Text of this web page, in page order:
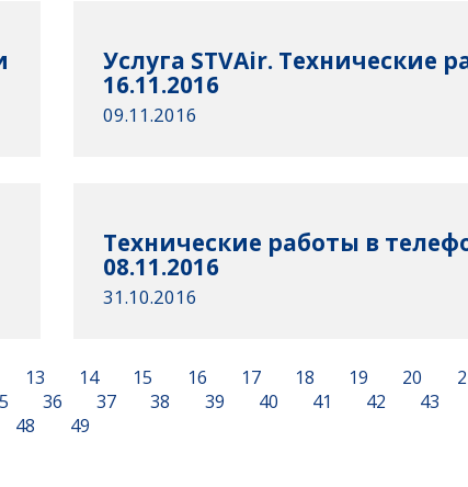
Услуга STVAir. Технические
16.11.2016
09.11.2016
Технические работы в
08.11.2016
31.10.2016
13 14 15 16 17 18 19 20
36 37 38 39 40 41 42 43
48
49